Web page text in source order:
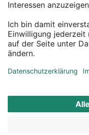
Über DEPOT
Kontakt